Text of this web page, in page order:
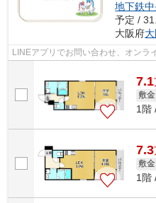
地下鉄
予定 /
大阪府
LINEアプリでお問い合わせ、オンラ
7.1
敷金
1階
7.3
敷金
1階